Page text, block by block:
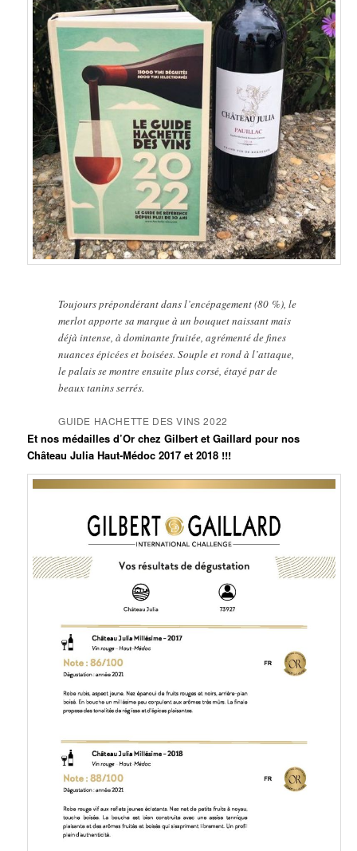
Toujours prépondérant dans l’encépagement (80 %), le
merlot apporte sa marque à un bouquet naissant mais
déjà intense, à dominante fruitée, agrémenté de fines
nuances épicées et boisées. Souple et rond à l’attaque,
le palais se montre ensuite plus corsé, étayé par de
beaux tanins serrés.
GUIDE HACHETTE DES VINS 2022
Et nos médailles d’Or chez Gilbert et Gaillard pour nos
Château Julia Haut-Médoc 2017 et 2018 !!!